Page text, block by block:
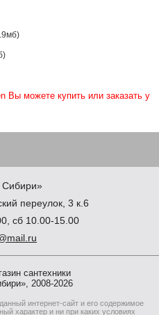
Вы можете купить или заказать у
Сибири»
переулок, 3 к.6
сб 10.00-15.00
сантехники
2008-2026
интернет-сайт и его содержимое
характер и ни при каких условиях